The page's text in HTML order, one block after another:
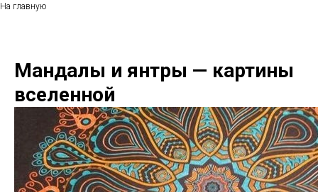
На главную
Мандалы и янтры — картины
вселенной